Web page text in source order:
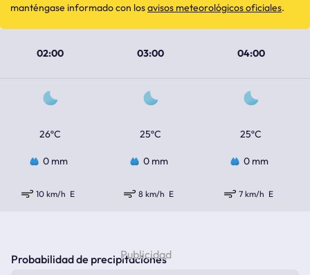
02:00 03:00 04:00
26ºC 25ºC 25ºC
0 mm 0 mm 0 mm
10 km/h E 8 km/h E 7 km/h E
manténgase informado con losavisos meteorológicos oficiales.
Probabilidad de precipitaciones